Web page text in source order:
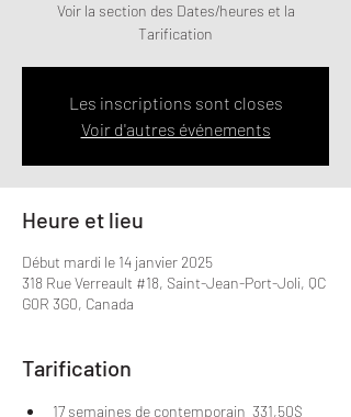
Voir la section des Dates/heures et la
Tarification
Les inscriptions sont closes
Voir d'autres événements
Heure et lieu
Début mardi le 14 janvier 2025
318 Rue Verreault #18, Saint-Jean-Port-Joli, QC
G0R 3G0, Canada
Tarification
17 semaines de contemporain  331,50$